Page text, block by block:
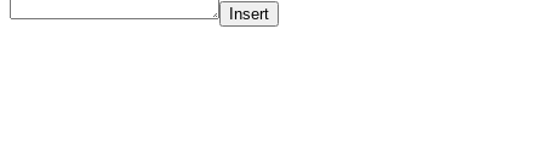
Insert